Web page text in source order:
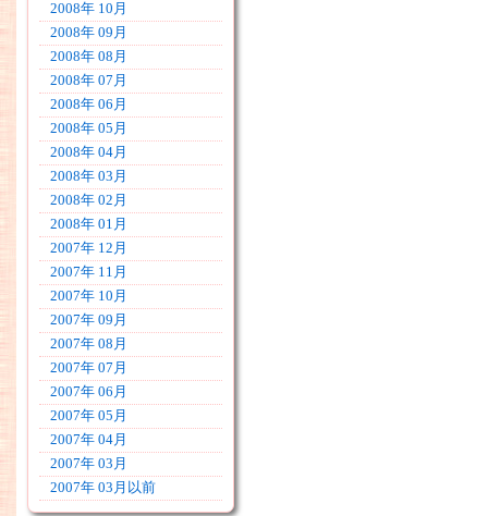
2008年 10月
2008年 09月
2008年 08月
2008年 07月
2008年 06月
2008年 05月
2008年 04月
2008年 03月
2008年 02月
2008年 01月
2007年 12月
2007年 11月
2007年 10月
2007年 09月
2007年 08月
2007年 07月
2007年 06月
2007年 05月
2007年 04月
2007年 03月
2007年 03月以前